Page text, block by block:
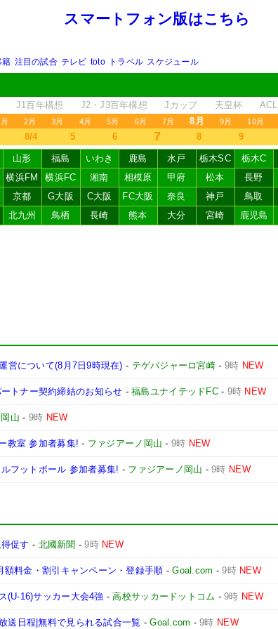
スマートフォン版はこちら
籍 注目の試合 テレビ toto トラベル スケジュール
J1百年構想 J2・J3百年構想 Jカップ 天皇杯 ACL
2月 3月 4月 5月 6月 7月 8月 9月 10月
8/4 5 6 7 8 9
山形 福島 いわき 鹿島 水戸 栃木SC 栃木C
横浜FM
横浜FC 湘南 相模原 甲府 松本 長野
京都
G大阪 C大阪 FC大阪 奈良 神戸 鳥取
北九州
鳥栖 長崎 熊本 大分 宮崎 鹿児島
営について(8月7日9時現在) - テゲバジャーロ宮崎- 9時 NEW
トナー契約締結のお知らせ -福島ユナイテッドFC- 9時 NEW
山 - 9時 NEW
教室 参加者募集! - ファジアーノ岡山 - 9時 NEW
フットボール 参加者募集! - ファジアーノ岡山 -9時 NEW
促す - 北國新聞 -9時 NEW
料金・割引キャンペーン・登録手順 -Goal.com -9時 NEW
(U-16)サッカー大会4強 -高校サッカードットコム -9時 NEW
送日程|無料で見られる試合一覧 -Goal.com -9時 NEW